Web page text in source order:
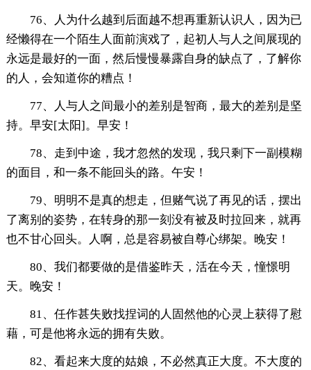
76、人为什么越到后面越不想再重新认识人，因为已
经懒得在一个陌生人面前演戏了，起初人与人之间展现的
永远是最好的一面，然后慢慢暴露自身的缺点了，了解你
的人，会知道你的糟点！
77、人与人之间最小的差别是智商，最大的差别是坚
持。早安[太阳]。早安！
78、走到中途，我才忽然的发现，我只剩下一副模糊
的面目，和一条不能回头的路。午安！
79、明明不是真的想走，但赌气说了再见的话，摆出
了离别的姿势，在转身的那一刻没有被及时拉回来，就再
也不甘心回头。人啊，总是容易被自尊心绑架。晚安！
80、我们都要做的是借鉴昨天，活在今天，憧憬明
天。晚安！
81、任作甚失败找捏词的人固然他的心灵上获得了慰
藉，可是他将永远的拥有失败。
82、看起来大度的姑娘，不必然真正大度。不大度的